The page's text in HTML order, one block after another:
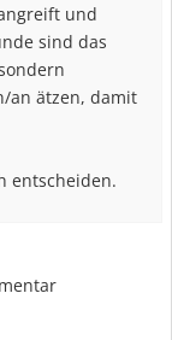
und
sind das
an ätzen, damit
entscheiden.